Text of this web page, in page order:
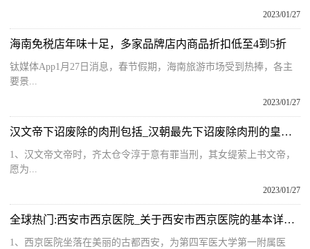
2023/01/27
海南免税店年味十足，多家品牌店内商品折扣低至4到5折
钛媒体App1月27日消息，春节假期，海南旅游市场受到热捧，各主
要景...
2023/01/27
汉文帝下诏废除的肉刑包括_汉朝最先下诏废除肉刑的皇帝是
1、汉文帝文帝时，齐太仓令淳于意有罪当刑，其女缇萦上书文帝，
愿为...
2023/01/27
全球热门:西安市西京医院_关于西安市西京医院的基本详情介绍
1、西京医院坐落在美丽的古都西安，为第四军医大学第一附属医